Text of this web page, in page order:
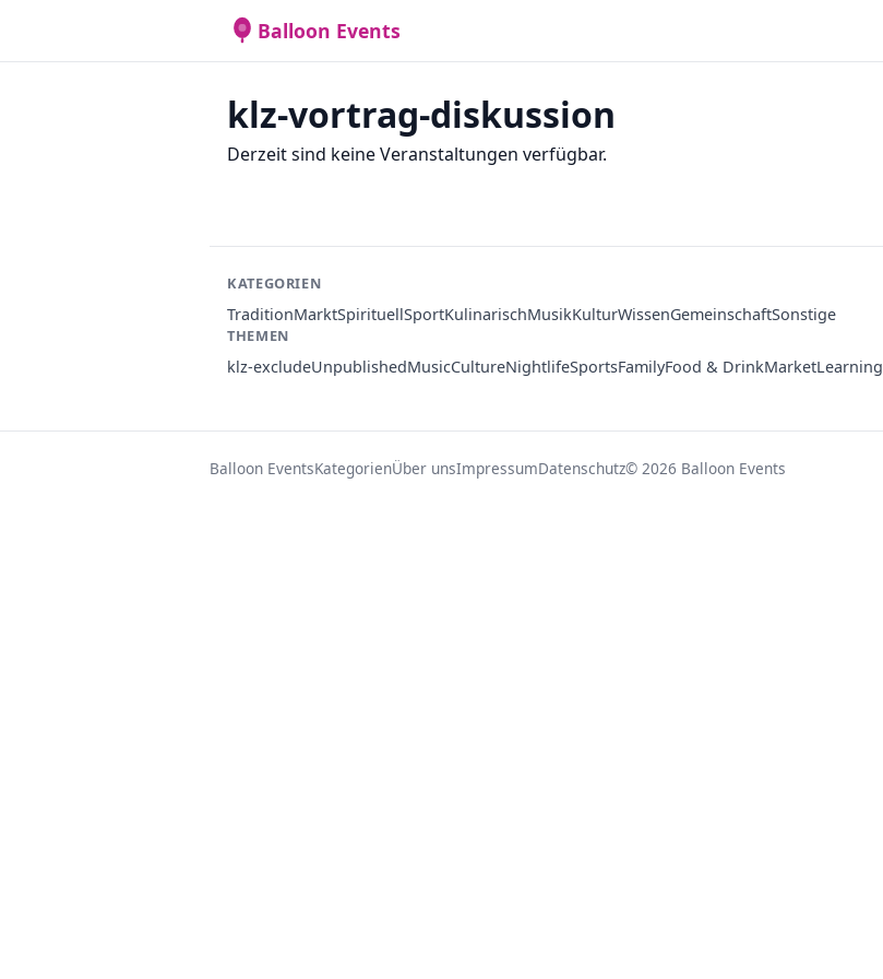
Balloon Events
klz-vortrag-diskussion
Derzeit sind keine Veranstaltungen verfügbar.
KATEGORIEN
TraditionMarktSpirituellSportKulinarischMusikKulturWissenGemeinschaftSonstige
THEMEN
klz-excludeUnpublishedMusicCultureNightlifeSportsFamilyFood & DrinkMarketLearning
Balloon EventsKategorienÜber unsImpressumDatenschutz© 2026 Balloon Events